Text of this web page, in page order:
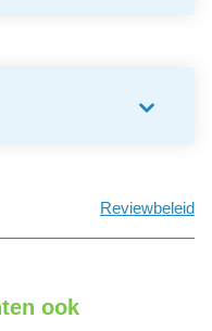
Reviewbeleid
ook